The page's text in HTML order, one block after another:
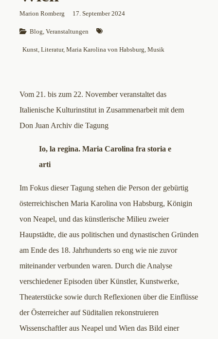
Marion Romberg 17. September 2024
Blog, Veranstaltungen
Kunst, Literatur, Maria Karolina von Habsburg, Musik
Vom 21. bis zum 22. November veranstaltet das
Italienische Kulturinstitut in Zusammenarbeit mit dem
Don Juan Archiv die Tagung
Io, la regina. Maria Carolina fra storia e
arti
Im Fokus dieser Tagung stehen die Person der gebürtig
österreichischen Maria Karolina von Habsburg, Königin
von Neapel, und das künstlerische Milieu zweier
Haupstädte, die aus politischen und dynastischen Gründen
am Ende des 18. Jahrhunderts so eng wie nie zuvor
miteinander verbunden waren. Durch die Analyse
verschiedener Episoden über Künstler, Kunstwerke,
Theaterstücke sowie durch Reflexionen über die Einflüsse
der Österreicher auf Süditalien rekonstruieren
Wissenschaftler aus Neapel und Wien das Bild einer